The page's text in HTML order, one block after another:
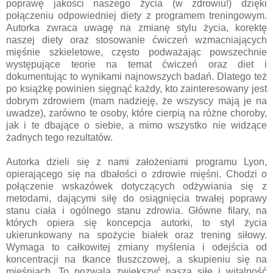
poprawę jakości naszego życia (w zdrowiu!) dzięki
połączeniu odpowiedniej diety z programem treningowym.
Autorka zwraca uwagę na zmianę stylu życia, korektę
naszej diety oraz stosowanie ćwiczeń wzmacniających
mięśnie szkieletowe, często podważając powszechnie
występujące teorie na temat ćwiczeń oraz diet i
dokumentując to wynikami najnowszych badań. Dlatego też
po książkę powinien sięgnąć każdy, kto zainteresowany jest
dobrym zdrowiem (mam nadzieję, że wszyscy mają je na
uwadze), zarówno te osoby, które cierpią na różne choroby,
jak i te dbające o siebie, a mimo wszystko nie widzące
żadnych tego rezultatów.
Autorka dzieli się z nami założeniami programu Lyon,
opierającego się na dbałości o zdrowie mięśni. Chodzi o
połączenie wskazówek dotyczących odżywiania się z
metodami, dającymi siłę do osiągnięcia trwałej poprawy
stanu ciała i ogólnego stanu zdrowia. Główne filary, na
których opiera się koncepcja autorki, to styl życia
ukierunkowany na spożycie białek oraz trening siłowy.
Wymaga to całkowitej zmiany myślenia i odejścia od
koncentracji na tkance tłuszczowej, a skupieniu się na